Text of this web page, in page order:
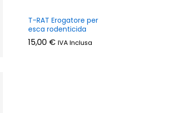
T-RAT Erogatore per
esca rodenticida
15,00 € IVA Inclusa
15,00 €